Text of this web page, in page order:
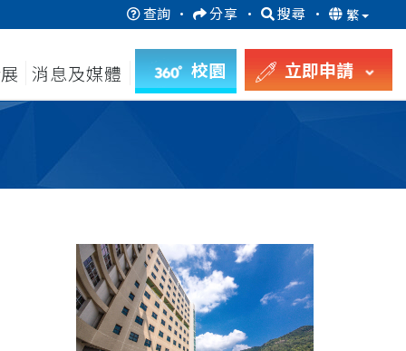
查詢 · 分享 · 搜尋 · 繁
消息及媒體 校園 立即申請